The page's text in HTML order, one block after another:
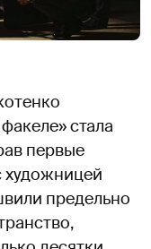
стала
первые
художницей
предельно